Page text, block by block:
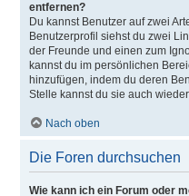
entfernen?
Du kannst Benutzer auf zwei
Benutzerprofil siehst du zwei
der Freunde und einen zum
kannst du im persönlichen
hinzufügen, indem du deren
Stelle kannst du sie auch
Nach oben
Die Foren durchsuchen
Wie kann ich ein Forum oder